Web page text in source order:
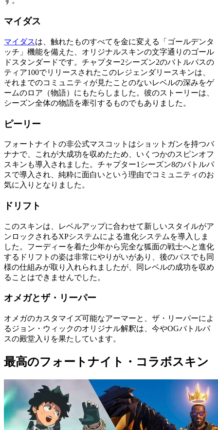
マイダス
マイダスは、触れたものすべてを金に変える「ゴールデンタ
ッチ」機能を備えた、オリジナルスキンの文字通りのゴール
ドスタンダードです。チャプター2シーズン2のバトルパスの
ティア100でリリースされたこのレジェンダリースキンは、
それまでのコミュニティが見たことのないレベルの深みをゲ
ームのロア（物語）にもたらしました。彼のストーリーは、
シーズン全体の物語を牽引するものでもありました。
ピーリー
フォートナイトの非公式マスコットはショットガンを持つバ
ナナで、これが大成功を収めたため、いくつかのスピンオフ
スキンも導入されました。チャプター1シーズン8のバトルパ
スで導入され、純粋に面白いという理由でコミュニティのお
気に入りとなりました。
ドリフト
このスキンは、レベルアップに合わせて新しいスタイルがア
ンロックされるXPシステムによる進化システムを導入しま
した。フーディーを着た少年から完全な狐面の戦士へと進化
するドリフトの姿は非常にやりがいがあり、後のパスでも同
様の仕組みが取り入れられましたが、同レベルの成功を収め
ることはできませんでした。
オメガとザ・リーパー
オメガのカスタマイズ可能なアーマーと、ザ・リーパーによ
るジョン・ウィックのオリジナル解釈は、今やOGバトルパ
スの殿堂入りを果たしています。
最高のフォートナイト・コラボスキン